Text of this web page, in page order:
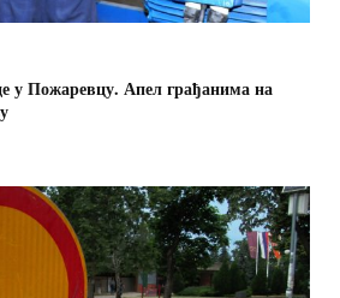
у Пожаревцу. Апел грађанима на